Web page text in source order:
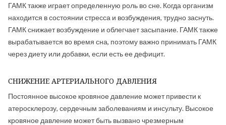
ГАМК также играет определенную роль во сне. Когда организм
находится в состоянии стресса и возбуждения, трудно заснуть.
ГАМК снижает возбуждение и облегчает засыпание. ГАМК также
вырабатывается во время сна, поэтому важно принимать ГАМК
через диету или добавки, если есть ее дефицит.
СНИЖЕНИЕ АРТЕРИАЛЬНОГО ДАВЛЕНИЯ
Постоянное высокое кровяное давление может привести к
атеросклерозу, сердечным заболеваниям и инсульту. Высокое
кровяное давление может быть вызвано чрезмерным